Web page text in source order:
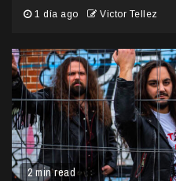
1 día ago Victor Tellez
2 min read